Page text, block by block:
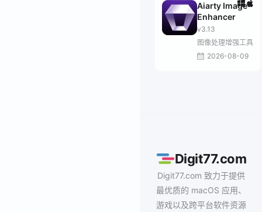
Aiarty Image
Enhancer
v3.13
图像处理增强工具
2026-08-09
Digit77.com
Digit77.com 致力于提供
最优质的 macOS 应用、
游戏以及跨平台软件资源